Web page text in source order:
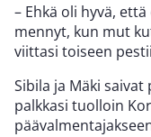
– Ehkä oli hyvä,
mennyt, kun mut
viittasi toiseen
Sibila ja Mäki saivat
palkkasi tuolloin